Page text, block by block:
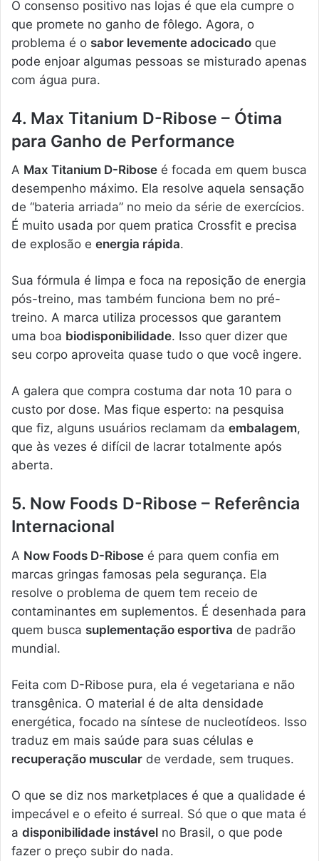
O consenso positivo nas lojas é que ela cumpre o
que promete no ganho de fôlego. Agora, o
problema é o sabor levemente adocicado que
pode enjoar algumas pessoas se misturado apenas
com água pura.
4. Max Titanium D-Ribose – Ótima
para Ganho de Performance
A Max Titanium D-Ribose é focada em quem busca
desempenho máximo. Ela resolve aquela sensação
de “bateria arriada” no meio da série de exercícios.
É muito usada por quem pratica Crossfit e precisa
de explosão e energia rápida.
Sua fórmula é limpa e foca na reposição de energia
pós-treino, mas também funciona bem no pré-
treino. A marca utiliza processos que garantem
uma boa biodisponibilidade. Isso quer dizer que
seu corpo aproveita quase tudo o que você ingere.
A galera que compra costuma dar nota 10 para o
custo por dose. Mas fique esperto: na pesquisa
que fiz, alguns usuários reclamam da embalagem,
que às vezes é difícil de lacrar totalmente após
aberta.
5. Now Foods D-Ribose – Referência
Internacional
A Now Foods D-Ribose é para quem confia em
marcas gringas famosas pela segurança. Ela
resolve o problema de quem tem receio de
contaminantes em suplementos. É desenhada para
quem busca suplementação esportiva de padrão
mundial.
Feita com D-Ribose pura, ela é vegetariana e não
transgênica. O material é de alta densidade
energética, focado na síntese de nucleotídeos. Isso
traduz em mais saúde para suas células e
recuperação muscular de verdade, sem truques.
O que se diz nos marketplaces é que a qualidade é
impecável e o efeito é surreal. Só que o que mata é
a disponibilidade instável no Brasil, o que pode
fazer o preço subir do nada.